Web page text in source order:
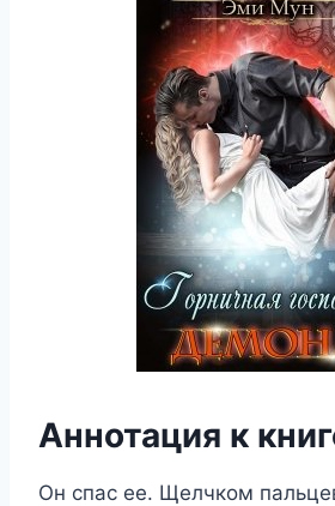
Аннотация к
Он спас ее. Щелчком